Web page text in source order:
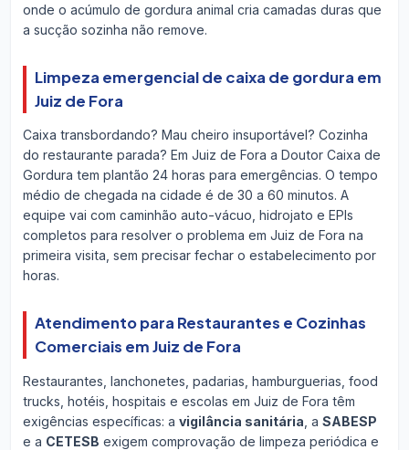
onde o acúmulo de gordura animal cria camadas duras que
a sucção sozinha não remove.
Limpeza emergencial de caixa de gordura em
Juiz de Fora
Caixa transbordando? Mau cheiro insuportável? Cozinha
do restaurante parada? Em Juiz de Fora a Doutor Caixa de
Gordura tem plantão 24 horas para emergências. O tempo
médio de chegada na cidade é de 30 a 60 minutos. A
equipe vai com caminhão auto-vácuo, hidrojato e EPIs
completos para resolver o problema em Juiz de Fora na
primeira visita, sem precisar fechar o estabelecimento por
horas.
Atendimento para Restaurantes e Cozinhas
Comerciais em Juiz de Fora
Restaurantes, lanchonetes, padarias, hamburguerias, food
trucks, hotéis, hospitais e escolas em Juiz de Fora têm
exigências específicas: a vigilância sanitária , a SABESP
e a CETESB exigem comprovação de limpeza periódica e